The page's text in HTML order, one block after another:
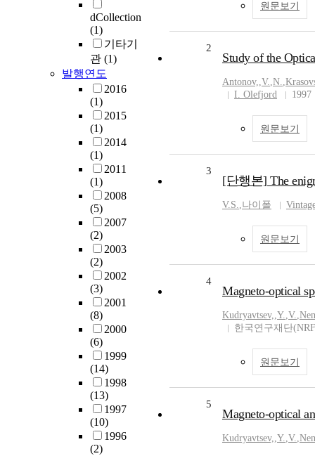
dCollection
(1)
기타기
관 (1)
발행연도
2016
(1)
2015
(1)
2014
(1)
2011
(1)
2008
(5)
2007
(2)
2003
(2)
2002
(3)
2001
(8)
2000
(6)
1999
(14)
1998
(13)
1997
(10)
1996
(2)
원문보기
2
Study of the
Antonov,,V.,N.,
I. Olefjord
1997
원문보기
3
[단행본] The
V.S.,나이폴
원문보기
4
Magneto-optical
Kudryavtsev,,Y.,V.,
한국연구재단
원문보기
5
Magneto-optical
Kudryavtsev,,Y.,V.,